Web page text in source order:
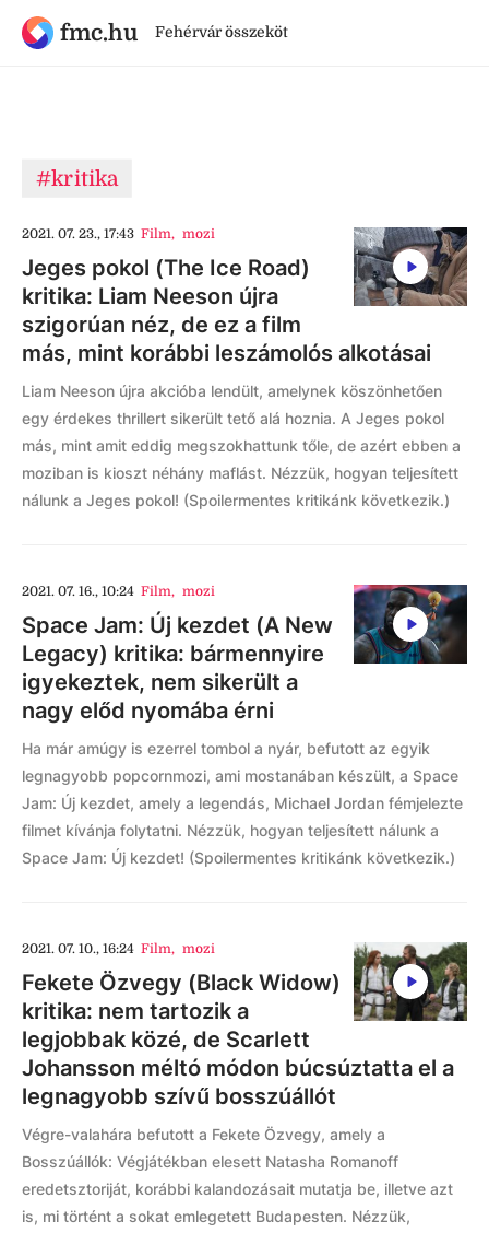
fmc.hu Fehérvár összeköt
#kritika
2021. 07. 23., 17:43 Film, mozi
Jeges pokol (The Ice Road)
kritika: Liam Neeson újra
szigorúan néz, de ez a film
más, mint korábbi leszámolós alkotásai
Liam Neeson újra akcióba lendült, amelynek köszönhetően
egy érdekes thrillert sikerült tető alá hoznia. A Jeges pokol
más, mint amit eddig megszokhattunk tőle, de azért ebben a
moziban is kioszt néhány maflást. Nézzük, hogyan teljesített
nálunk a Jeges pokol! (Spoilermentes kritikánk következik.)
2021. 07. 16., 10:24 Film, mozi
Space Jam: Új kezdet (A New
Legacy) kritika: bármennyire
igyekeztek, nem sikerült a
nagy előd nyomába érni
Ha már amúgy is ezerrel tombol a nyár, befutott az egyik
legnagyobb popcornmozi, ami mostanában készült, a Space
Jam: Új kezdet, amely a legendás, Michael Jordan fémjelezte
filmet kívánja folytatni. Nézzük, hogyan teljesített nálunk a
Space Jam: Új kezdet! (Spoilermentes kritikánk következik.)
2021. 07. 10., 16:24 Film, mozi
Fekete Özvegy (Black Widow)
kritika: nem tartozik a
legjobbak közé, de Scarlett
Johansson méltó módon búcsúztatta el a
legnagyobb szívű bosszúállót
Végre-valahára befutott a Fekete Özvegy, amely a
Bosszúállók: Végjátékban elesett Natasha Romanoff
eredetsztoriját, korábbi kalandozásait mutatja be, illetve azt
is, mi történt a sokat emlegetett Budapesten. Nézzük,